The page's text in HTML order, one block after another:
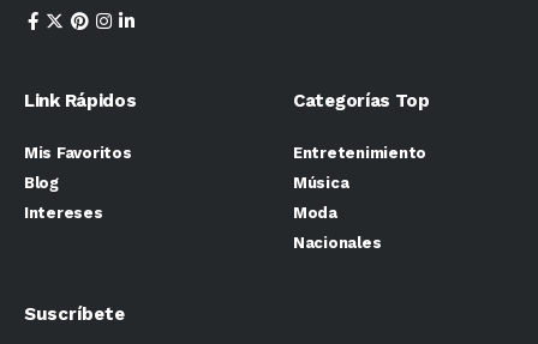
Link Rápidos
Mis Favoritos
Blog
Intereses
Categorías Top
Entretenimiento
Música
Moda
Nacionales
Suscríbete